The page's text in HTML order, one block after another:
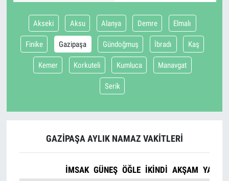
Akseki Aksu Alanya Demre Elmalı
Finike Gazipaşa Gündoğmuş İbradı Kaş
Kemer Korkuteli Kumluca Manavgat
Serik
GAZIPAŞA AYLIK NAMAZ VAKITLERI
İMSAK GÜNEŞ ÖĞLE İKINDI AKŞAM YATSI